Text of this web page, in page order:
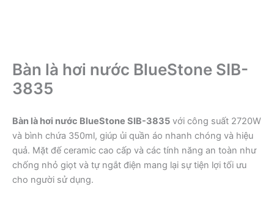
Bàn là hơi nước BlueStone SIB-
3835
Bàn là hơi nước BlueStone SIB-3835 với công suất 2720W
và bình chứa 350ml, giúp ủi quần áo nhanh chóng và hiệu
quả. Mặt đế ceramic cao cấp và các tính năng an toàn như
chống nhỏ giọt và tự ngắt điện mang lại sự tiện lợi tối ưu
cho người sử dụng.